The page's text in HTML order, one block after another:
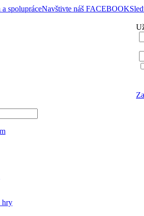
a spolupráceNavštivte náš FACEBOOK
hry